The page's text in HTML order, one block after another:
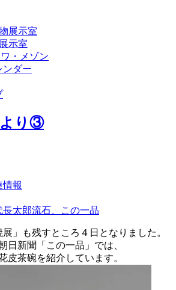
展示室
示室
・メゾン
ンダー
より③
情報
太郎流石、この一品
展」も残すところ４日となりました。
日新聞「この一品」では、
皮茶碗を紹介しています。